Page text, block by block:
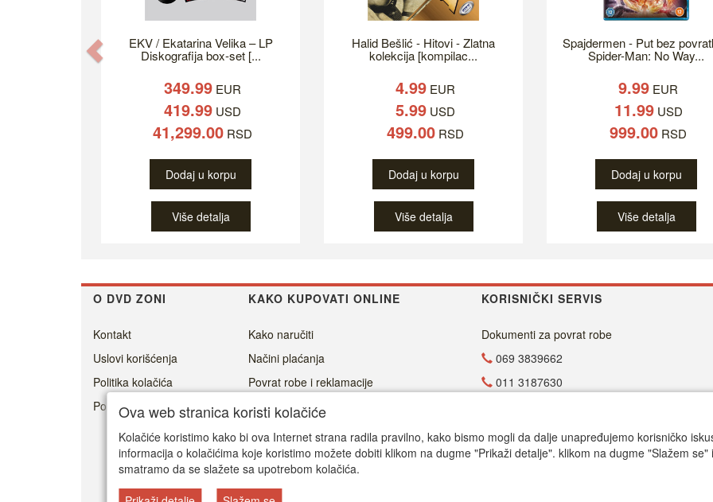
EKV / Ekatarina Velika – LP
Diskografija box-set [...
349.99 EUR
419.99 USD
41,299.00 RSD
Dodaj u korpu
Više detalja
Halid Bešlić - Hitovi - Zlatna
kolekcija [kompilac...
4.99 EUR
5.99 USD
499.00 RSD
Dodaj u korpu
Više detalja
Spajdermen - Put bez
Spider-Man: No Way...
9.99 EUR
11.99USD
999.00 RSD
Dodaj u korpu
Više detalja
Previous
O DVD ZONI KAKO KUPOVATI ONLINE KORISNIČKI SERVIS
Kontakt
Uslovi korišćenja
Politika kolačića
Politika privatnosti
Kako naručiti
Načini plaćanja
Povrat robe i reklamacije
Cenovnik dostave
Isporuka
Dokumenti za povrat robe
069 3839662
011 3187630
office@dvdzona.co.rs
Radno vreme
Ova web stranica koristi kolačiće
Kolačiće koristimo kako bi ova Internet strana radila pravilno, kako bismo mogli da dalje unapređujemo korisničko
informacija o kolačićima koje koristimo možete dobiti klikom na dugme "Prikaži detalje". klikom na dugme "Slažem
smatramo da se slažete sa upotrebom kolačića.